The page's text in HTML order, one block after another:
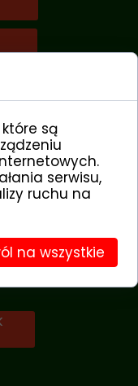
są
serwisu,
ruchu na
na wszystkie